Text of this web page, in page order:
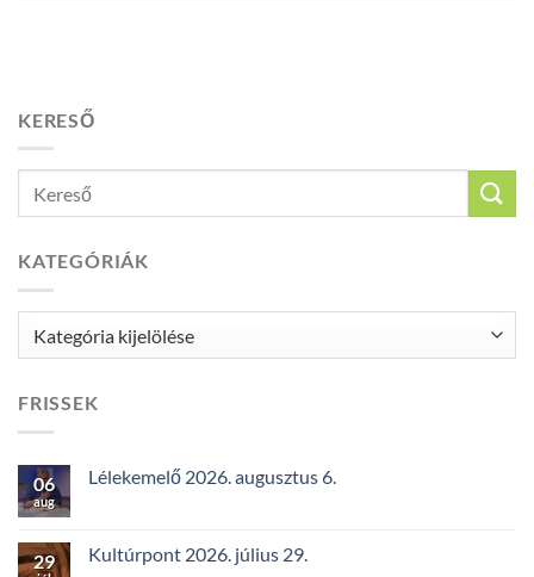
KERESŐ
KATEGÓRIÁK
FRISSEK
06
aug
Lélekemelő 2026. augusztus 6.
29 Kultúrpont 2026. július 29.